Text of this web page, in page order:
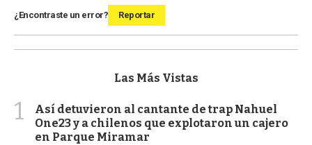
¿Encontraste un error? Reportar
Las Más Vistas
1
Así detuvieron al cantante de trap Nahuel
One23 y a chilenos que explotaron un cajero
en Parque Miramar